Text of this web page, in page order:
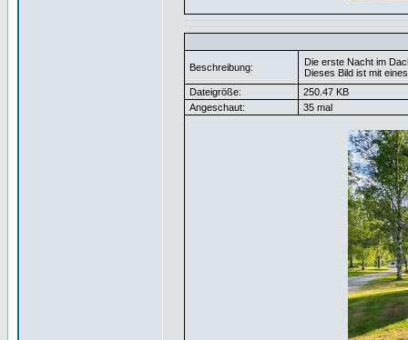
Beschreibung:
Die erste Nacht im
Dieses Bild ist mit
Dateigröße:
250.47 KB
Angeschaut:
35 mal